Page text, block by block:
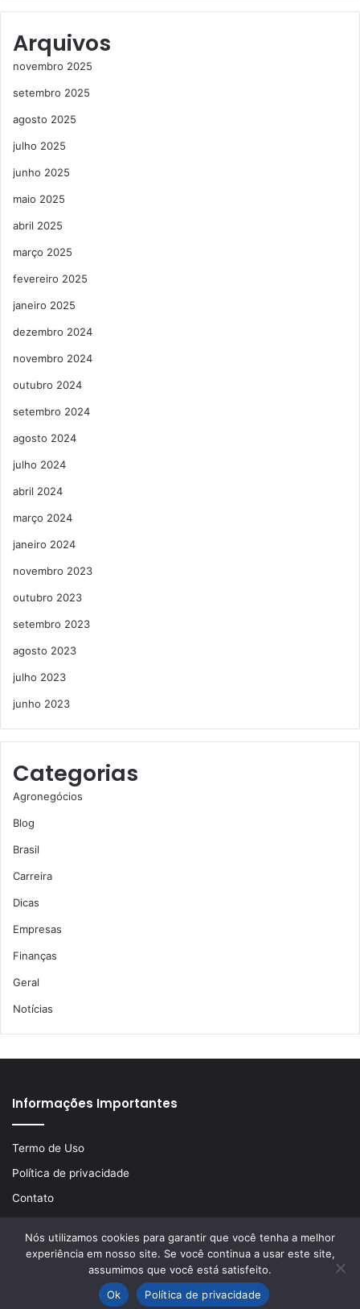
Arquivos
novembro 2025
setembro 2025
agosto 2025
julho 2025
junho 2025
maio 2025
abril 2025
março 2025
fevereiro 2025
janeiro 2025
dezembro 2024
novembro 2024
outubro 2024
setembro 2024
agosto 2024
julho 2024
abril 2024
março 2024
janeiro 2024
novembro 2023
outubro 2023
setembro 2023
agosto 2023
julho 2023
junho 2023
Categorias
Agronegócios
Blog
Brasil
Carreira
Dicas
Empresas
Finanças
Geral
Notícias
Informações Importantes
Termo de Uso
Política de privacidade
Contato
© Copyright 2026, Todos os direitos reservados | Desenvolvido
por LA Comunicações
Nós utilizamos cookies para garantir que você tenha a melhor
experiência em nosso site. Se você continua a usar este site,
assumimos que você está satisfeito.
Ok
Política de privacidade